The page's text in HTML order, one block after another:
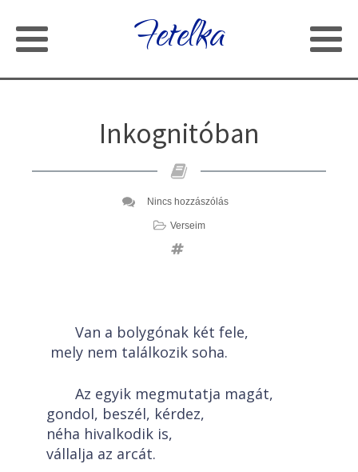
Fetelka
Inkognitóban
Nincs hozzászólás
Verseim
Van a bolygónak két fele,
mely nem találkozik soha.
Az egyik megmutatja magát,
gondol, beszél, kérdez,
néha hivalkodik is,
vállalja az arcát.